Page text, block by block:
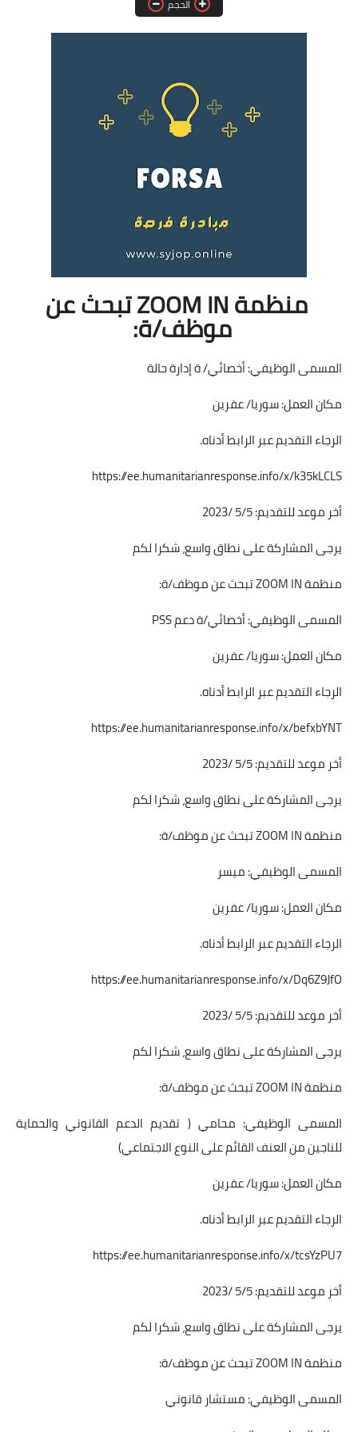
فرص عمل في العراق
فرص عمل في السودان
دورات تدريبية
الحجم
منظمة ZOOM IN تبحث عن
موظف/ة:
المسمى الوظيفي: أخصائي/ ة إدارة حالة
مكان العمل: سوريا/ عفرين
الرجاء التقديم عبر الرابط أدناه.
https://ee.humanitarianresponse.info/x/k35kLCLS
أخر موعد للتقديم: 5/5 /2023
يرجى المشاركة على نطاق واسع، شكرا لكم
منظمة ZOOM IN تبحث عن موظف/ة:
المسمى الوظيفي: أخصائي/ة دعم PSS
مكان العمل: سوريا/ عفرين
الرجاء التقديم عبر الرابط أدناه.
https://ee.humanitarianresponse.info/x/befxbYNT
أخر موعد للتقديم: 5/5 /2023
يرجى المشاركة على نطاق واسع، شكرا لكم
منظمة ZOOM IN تبحث عن موظف/ة:
المسمى الوظيفي: ميسر
مكان العمل: سوريا/ عفرين
الرجاء التقديم عبر الرابط أدناه.
https://ee.humanitarianresponse.info/x/Dq6Z9JfO
أخر موعد للتقديم: 5/5 /2023
يرجى المشاركة على نطاق واسع، شكرا لكم
منظمة ZOOM IN تبحث عن موظف/ة:
المسمى الوظيفي: محامي ( تقديم الدعم القانوني والحماية
للناجين من العنف القائم على النوع الاجتماعي)
مكان العمل: سوريا/ عفرين
الرجاء التقديم عبر الرابط أدناه.
https://ee.humanitarianresponse.info/x/tcsYzPU7
أخر موعد للتقديم: 5/5 /2023
يرجى المشاركة على نطاق واسع، شكرا لكم
منظمة ZOOM IN تبحث عن موظف/ة:
المسمى الوظيفي: مستشار قانوني